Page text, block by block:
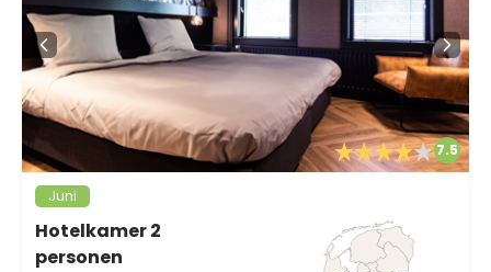
7.5
Juni
Hotelkamer 2
personen